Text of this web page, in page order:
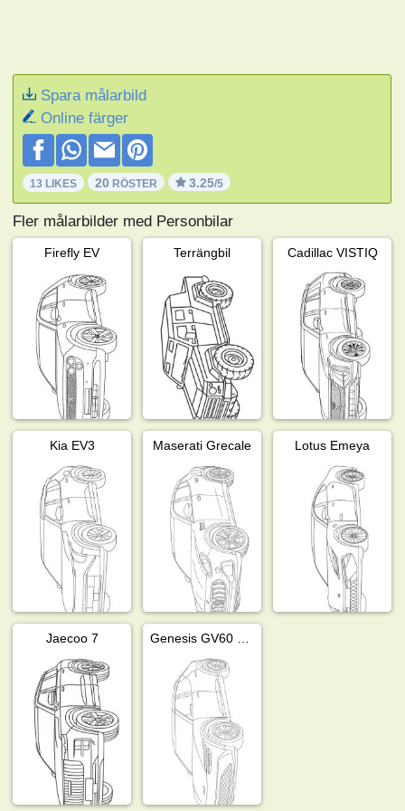
Spara målarbild
Online färger
13 LIKES 20 RÖSTER 3.25/5
Fler målarbilder med Personbilar
Firefly EV Terrängbil Cadillac VISTIQ
Kia EV3 Maserati Grecale Lotus Emeya
Jaecoo 7